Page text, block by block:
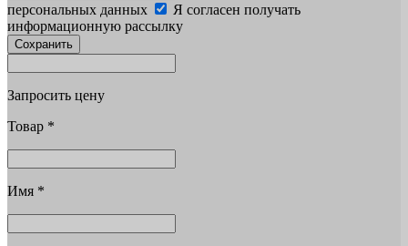
персональных данных
Я согласен получать
информационную рассылку
Сохранить
Запросить цену
Товар *
Имя *